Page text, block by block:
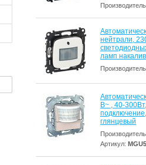
нейтрали,
ламп
В~ , 40-
глянцевый
Артикул: